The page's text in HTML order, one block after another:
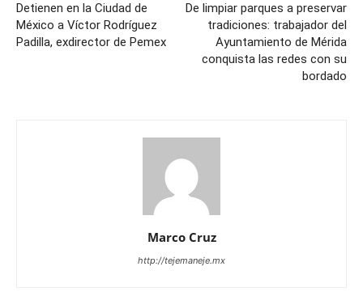
Detienen en la Ciudad de
México a Víctor Rodríguez
Padilla, exdirector de Pemex
De limpiar parques a preservar
tradiciones: trabajador del
Ayuntamiento de Mérida
conquista las redes con su
bordado
Marco Cruz
http://tejemaneje.mx